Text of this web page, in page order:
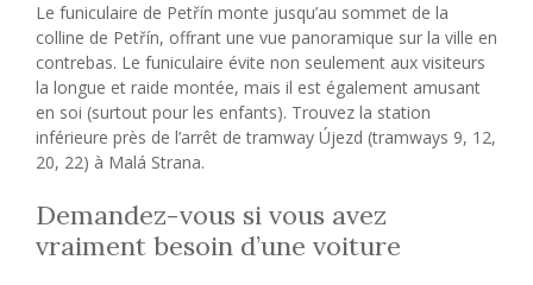
Le funiculaire de Petřín monte jusqu’au sommet de la
colline de Petřín, offrant une vue panoramique sur la ville en
contrebas. Le funiculaire évite non seulement aux visiteurs
la longue et raide montée, mais il est également amusant
en soi (surtout pour les enfants). Trouvez la station
inférieure près de l’arrêt de tramway Újezd ​​(tramways 9, 12,
20, 22) à Malá Strana.
Demandez-vous si vous avez
vraiment besoin d’une voiture